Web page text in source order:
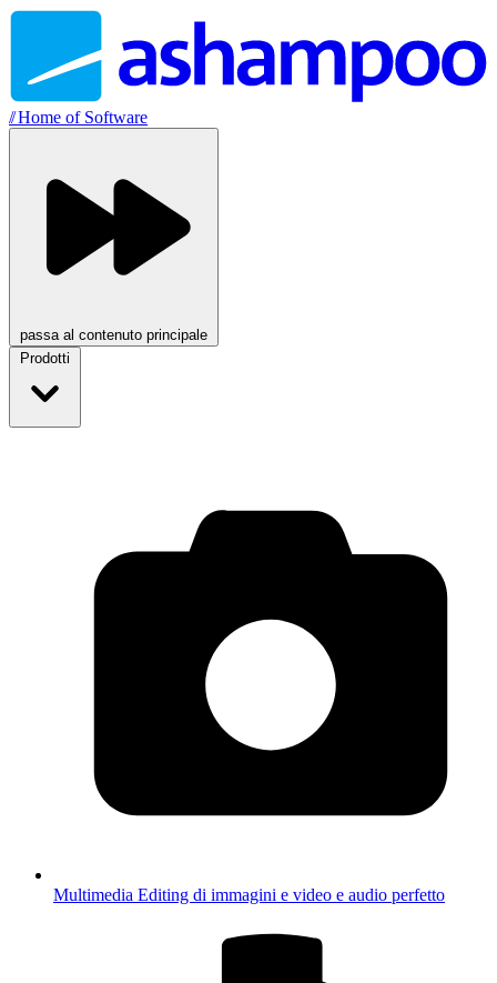
//Home of Software
passa al contenuto principale
Prodotti
Multimedia Editing di immagini e video e audio perfetto